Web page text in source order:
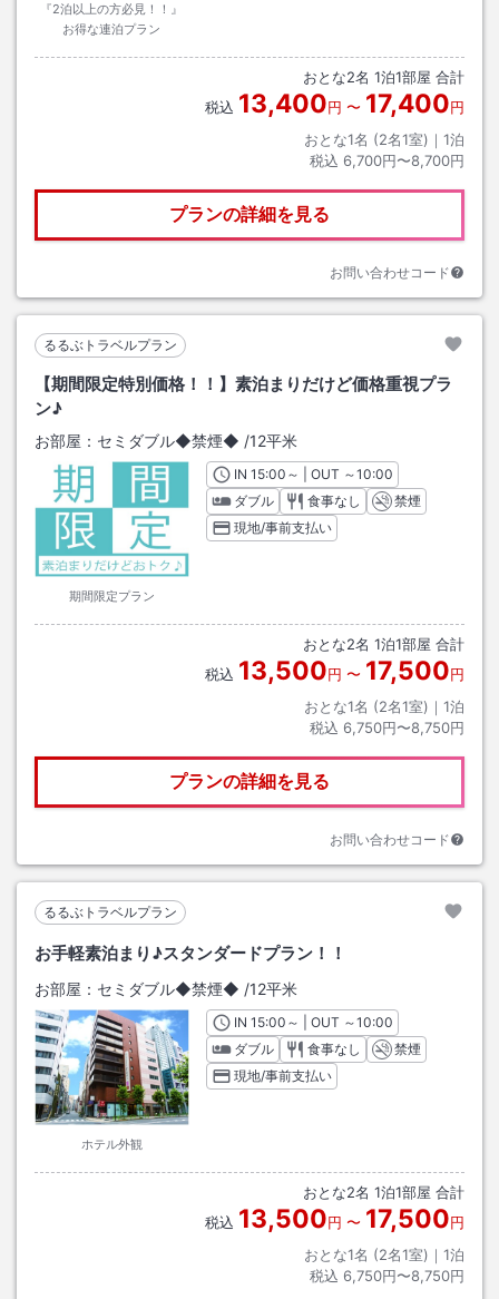
『2泊以上の方必見！！』
お得な連泊プラン
おとな2名 1泊1部屋 合計
税込 13,400円 〜 17,400円
おとな1名 (2名1室)｜ 1泊
税込 6,700円〜8,700円
プランの詳細を見る
お問い合わせコード
るるぶトラベルプラン
【期間限定特別価格！！】素泊まりだけど価格重視プラ
ン♪
お部屋： セミダブル◆禁煙◆ /12平米
期間限定プラン
INチェックイン
15:00 ～ | OUT チェックアウト
～10:00
ダブル
食事なし
禁煙
現地/事前支払い
おとな2名 1泊1部屋 合計
税込 13,500円 〜 17,500円
おとな1名 (2名1室)｜ 1泊
税込 6,750円〜8,750円
プランの詳細を見る
お問い合わせコード
るるぶトラベルプラン
お手軽素泊まり♪スタンダードプラン！！
お部屋： セミダブル◆禁煙◆ /12平米
ホテル外観
INチェックイン
15:00 ～ | OUT チェックアウト
～10:00
ダブル
食事なし
禁煙
現地/事前支払い
おとな2名 1泊1部屋 合計
税込 13,500円 〜 17,500円
おとな1名 (2名1室)｜ 1泊
税込 6,750円〜8,750円